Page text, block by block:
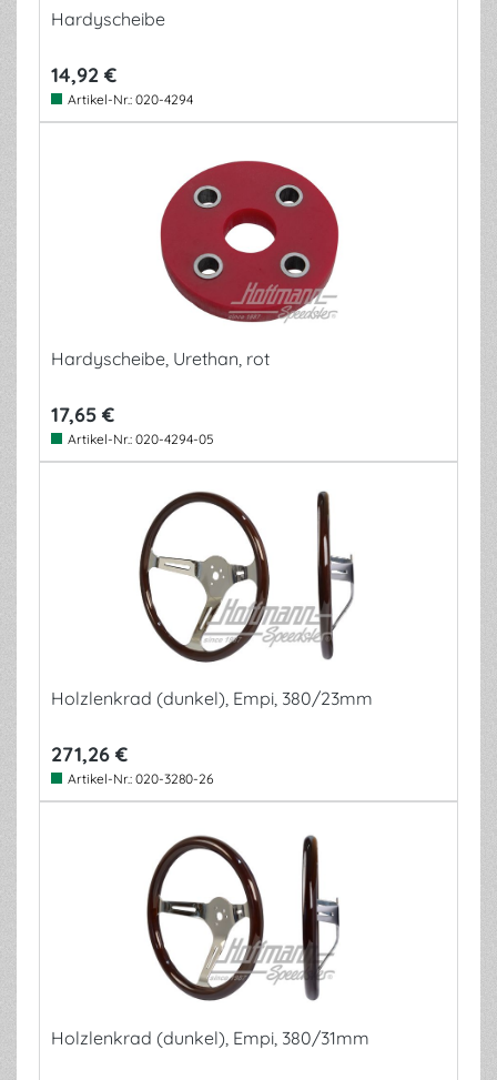
Hardyscheibe
14,92 €
Artikel-Nr.: 020-4294
Hardyscheibe, Urethan, rot
17,65 €
Artikel-Nr.: 020-4294-05
Holzlenkrad (dunkel), Empi, 380/23mm
271,26 €
Artikel-Nr.: 020-3280-26
Holzlenkrad (dunkel), Empi, 380/31mm